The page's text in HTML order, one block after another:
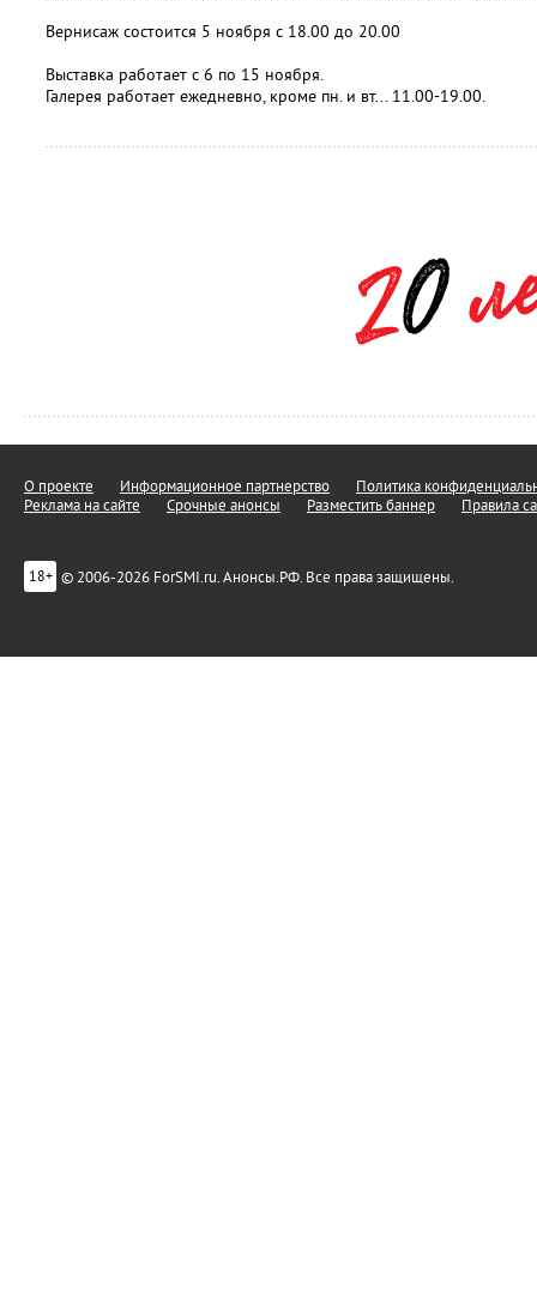
Вернисаж состоится 5 ноября с 18.00 до 20.00
Выставка работает с 6 по 15 ноября.
Галерея работает ежедневно, кроме пн. и вт... 11.00-19.00.
О проекте Информационное партнерство
Политика
Реклама на сайте
Срочные анонсы Разместить баннер Правила
18+ © 2006-2026 ForSMI.ru. Анонсы.РФ. Все права защищены.